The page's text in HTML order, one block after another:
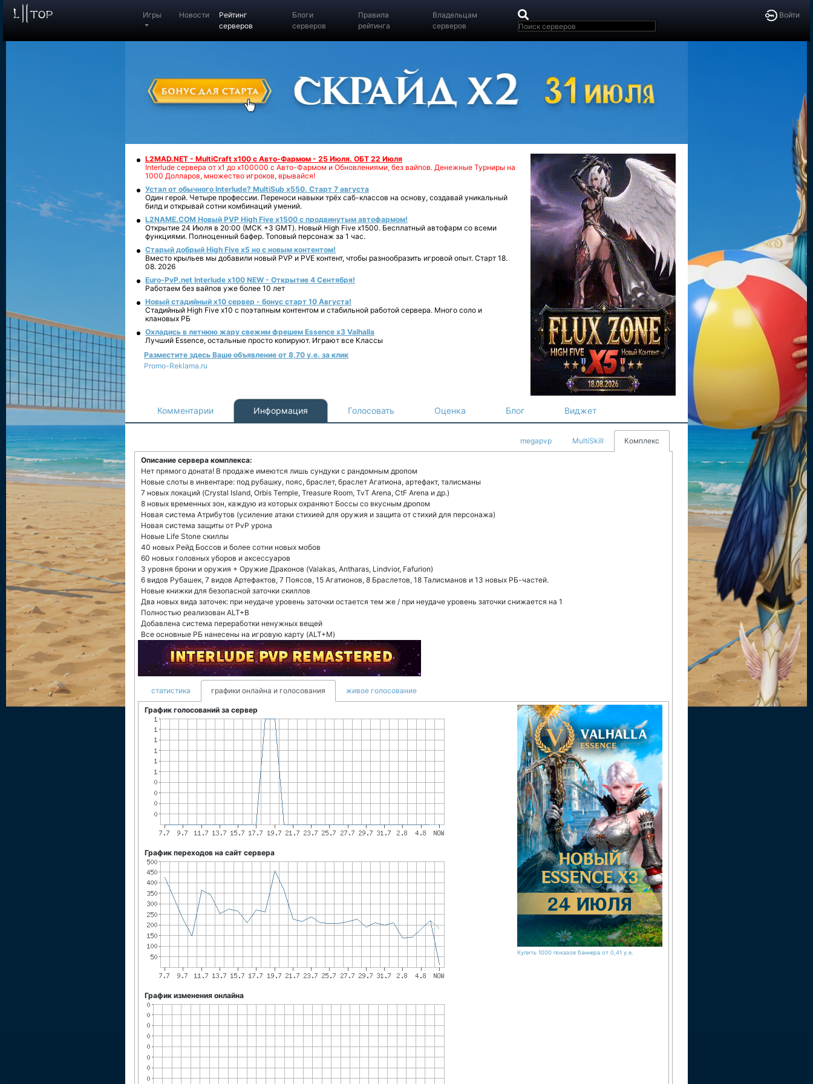
Войти
Игры Новости
Рейтинг
серверов
Блоги
серверов
Правила
рейтинга
Владельцам
серверов
L2MAD.NET - MultiCraft x100 с Авто-Фармом - 25 Июля. ОБТ 22 Июля
Interlude сервера от х1 до х100000 с Авто-Фармом и Обновлениями, без вайпов. Денежные Турниры на
1000 Долларов, множество игроков, врывайся!
Устал от обычного Interlude? MultiSub x550. Старт 7 августа
Один герой. Четыре профессии. Переноси навыки трёх саб-классов на основу, создавай уникальный
билд и открывай сотни комбинаций умений.
L2NAME.COM Новый PVP High Five x1500 с продвинутым автофармом!
Открытие 24 Июля в 20:00 (МСК +3 GMT). Новый High Five x1500. Бесплатный автофарм со всеми
функциями. Полноценный бафер. Топовый персонаж за 1 час.
Старый добрый High Five x5 но с новым контентом!
Вместо крыльев мы добавили новый PVP и PVE контент, чтобы разнообразить игровой опыт. Старт 18.
08. 2026
Euro-PvP.net Interlude х100 NEW - Открытие 4 Сентября!
Работаем без вайпов уже более 10 лет
Новый стадийный х10 сервер - бонус старт 10 Августа!
Стадийный High Five x10 с поэтапным контентом и стабильной работой сервера. Много соло и
клановых РБ
Охладись в летнюю жару свежим фрешем Essence x3 Valhalla
Лучший Essence, остальные просто копируют. Играют все Классы
Разместите здесь Ваше объявление от 8,70 у.е. за клик
Promo-Reklama.ru
Комментарии Информация Голосовать Оценка Блог Виджет
megapvp MultiSkill Комплекс
Описание сервера комплекса:
Нет прямого доната! В продаже имеются лишь сундуки с рандомным дропом
Новые слоты в инвентаре: под рубашку, пояс, браслет, браслет Агатиона, артефакт, талисманы
7 новых локаций (Crystal Island, Orbis Temple, Treasure Room, TvT Arena, CtF Arena и др.)
8 новых временных зон, каждую из которых охраняют Боссы со вкусным дропом
Новая система Атрибутов (усиление атаки стихией для оружия и защита от стихий для персонажа)
Новая система защиты от PvP урона
Новые Life Stone скиллы
40 новых Рейд Боссов и более сотни новых мобов
60 новых головных уборов и аксессуаров
3 уровня брони и оружия + Оружие Драконов (Valakas, Antharas, Lindvior, Fafurion)
6 видов Рубашек, 7 видов Артефактов, 7 Поясов, 15 Агатионов, 8 Браслетов, 18 Талисманов и 13 новых РБ-частей.
Новые книжки для безопасной заточки скиллов
Два новых вида заточек: при неудаче уровень заточки остается тем же / при неудаче уровень заточки снижается на 1
Полностью реализован ALT+B
Добавлена система переработки ненужных вещей
Все основные РБ нанесены на игровую карту (ALT+M)
статистика графики онлайна и голосования живое голосование
Купить 1000 показов баннера от 0,41 у.е.
График голосований за сервер
График переходов на сайт сервера
График изменения онлайна